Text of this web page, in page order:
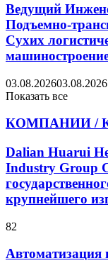
Ведущий
Подъемно-
Сухих
03.08.202603.08.2026
Показать все
КОМПАНИИ /
Dalian Huarui
Industry Group
крупнейшего
82
Автоматизация